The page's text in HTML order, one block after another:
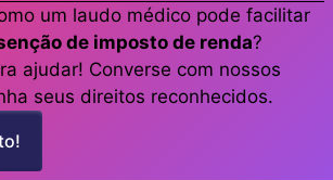
um laudo médico pode facilitar
de imposto de renda?
ajudar! Converse com nossos
seus direitos reconhecidos.